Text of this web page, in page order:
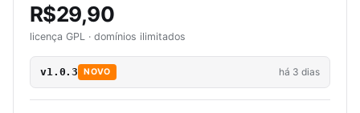
R$29,90
licença GPL · domínios ilimitados
v1.0.3 NOVO há 3 dias